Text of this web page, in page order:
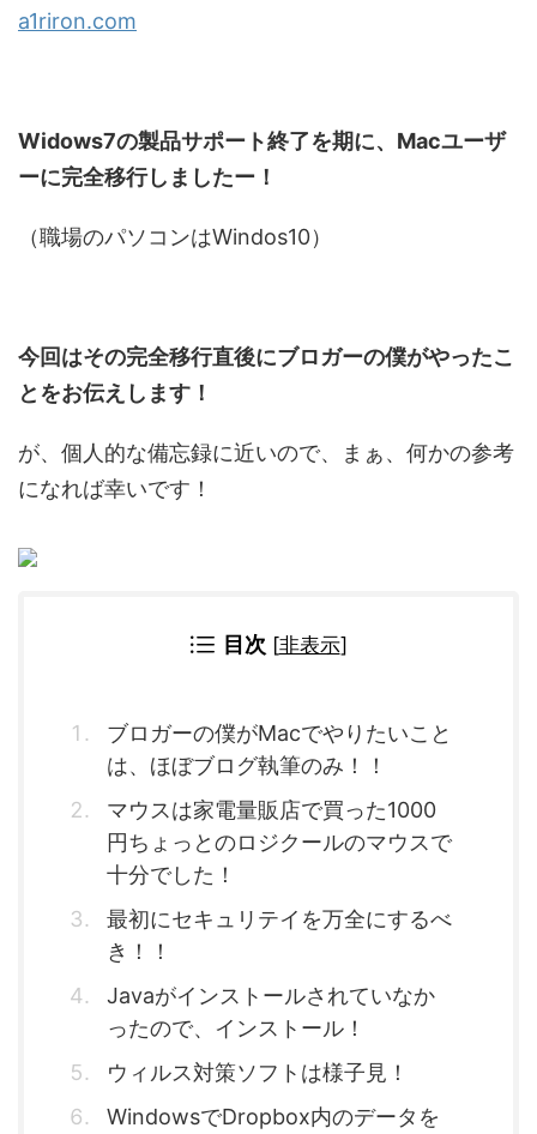
a1riron.com
Widows7の製品サポート終了を期に、Macユーザ
ーに完全移行しましたー！
（職場のパソコンはWindos10）
今回はその完全移行直後にブロガーの僕がやったこ
とをお伝えします！
が、個人的な備忘録に近いので、まぁ、何かの参考
になれば幸いです！
目次 [非表示]
ブロガーの僕がMacでやりたいこと
は、ほぼブログ執筆のみ！！
マウスは家電量販店で買った1000
円ちょっとのロジクールのマウスで
十分でした！
最初にセキュリテイを万全にするべ
き！！
Javaがインストールされていなか
ったので、インストール！
ウィルス対策ソフトは様子見！
WindowsでDropbox内のデータを